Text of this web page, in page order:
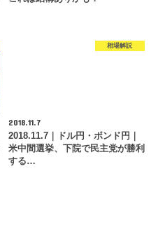
相場解説
2018.11.7
2018.11.7｜ドル円・ポンド円｜
米中間選挙、下院で民主党が勝利
する…